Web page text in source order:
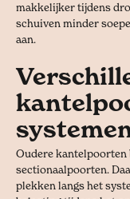
makkelijker tijdens
schuiven minder
aan.
Oudere kantelpoorten
sectionaalpoorten.
plekken langs het